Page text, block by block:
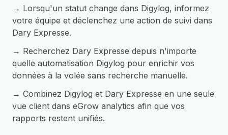
→ Lorsqu'un statut change dans Digylog, informez
votre équipe et déclenchez une action de suivi dans
Dary Expresse.
→ Recherchez Dary Expresse depuis n'importe
quelle automatisation Digylog pour enrichir vos
données à la volée sans recherche manuelle.
→ Combinez Digylog et Dary Expresse en une seule
vue client dans eGrow analytics afin que vos
rapports restent unifiés.